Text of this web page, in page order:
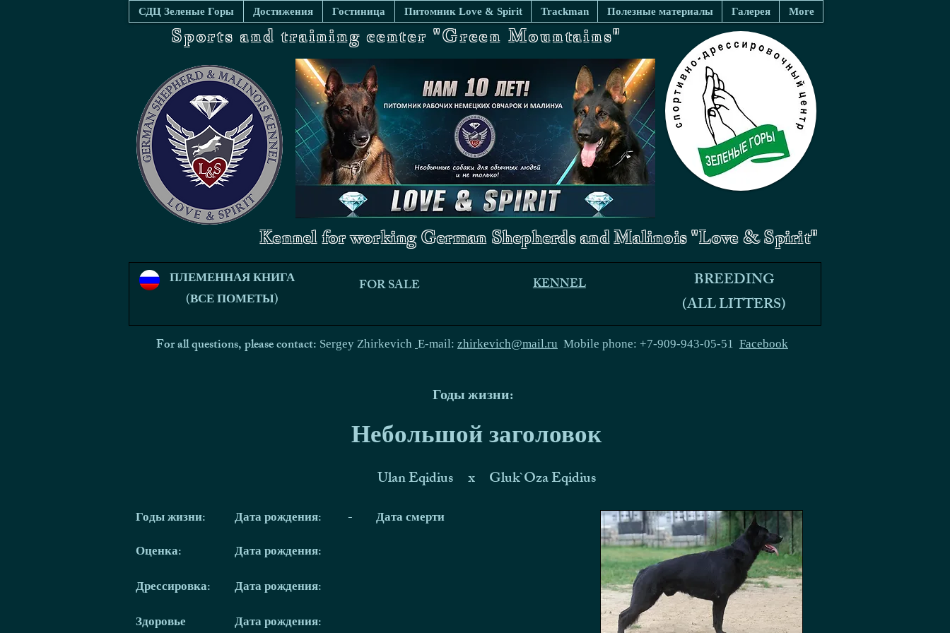
СДЦ Зеленые Горы Достижения Гостиница Питомник Love & Spirit Trackman Полезные материалы Галерея More
Sports and training center "Green Mountains"
Kennel for working German Shepherds and Malinois "Love & Spirit"
BREEDING
(ALL LITTERS)
ПЛЕМЕННАЯ КНИГА
(ВСЕ ПОМЕТЫ)
FOR SALE KENNEL
BREEDING
(ALL LITTERS)
For all questions, please contact: Sergey Zhirkevich E-mail: zhirkevich@mail.ru Mobile phone: +7-909-943-05-51 Facebook
Годы жизни:
Небольшой заголовок
Ulan Eqidius x Gluk`Oza Eqidius
Годы жизни:
Оценка:
Дрессировка:
Здоровье
Дата рождения: -
Дата смерти
Дата рождения:
Дата рождения:
Дата рождения: